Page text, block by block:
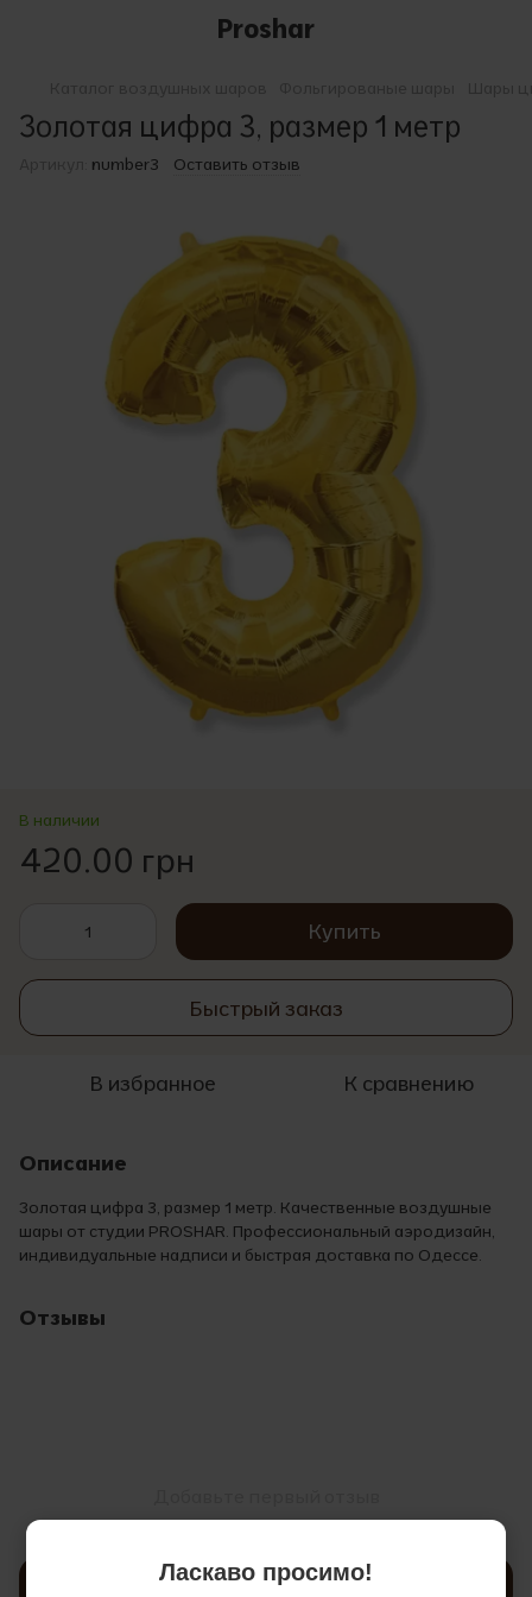
Proshar
Золотая цифра 3, размер 1 метр
number3 Оставить отзыв
В наличии
420.00 грн
Купить
Быстрый заказ
В избранное К сравнению
Описание
Золотая цифра 3, размер 1 метр. Качественные воздушные
шары от студии PROSHAR. Профессиональный аэродизайн,
индивидуальные надписи и быстрая доставка по Одессе.
Отзывы
Написать отзыв
Ласкаво просимо!